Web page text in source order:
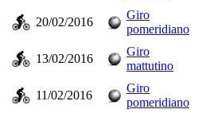
20/02/2016
Giro
pomeridiano
13/02/2016
Giro
mattutino
11/02/2016
Giro
pomeridiano